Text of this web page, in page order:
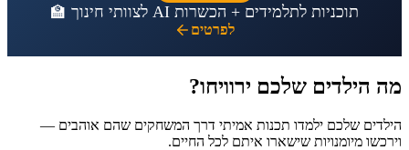
תוכניות לתלמידים + הכשרות AI לצוותי חינוך 🏫
לפרטים
מה הילדים שלכם ירוויחו?
הילדים שלכם ילמדו תכנות אמיתי דרך המשחקים שהם אוהבים —
וירכשו מיומנויות שישארו איתם לכל החיים.